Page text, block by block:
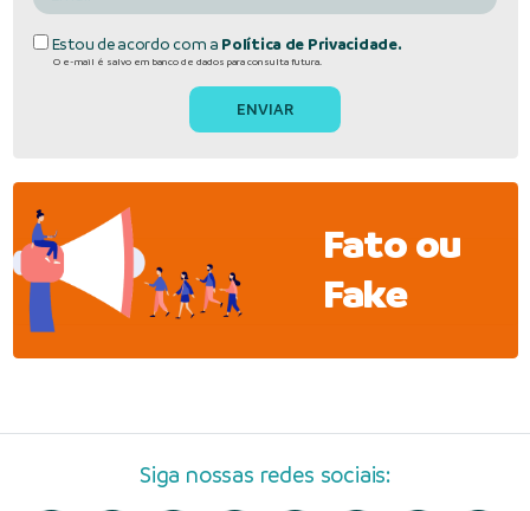
Estou de acordo com a Política de Privacidade.
O e-mail é salvo em banco de dados para consulta futura.
Fato ou
Fake
Siga nossas redes sociais: